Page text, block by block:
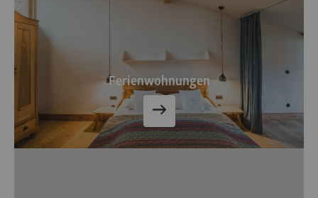
Ferienwohnungen